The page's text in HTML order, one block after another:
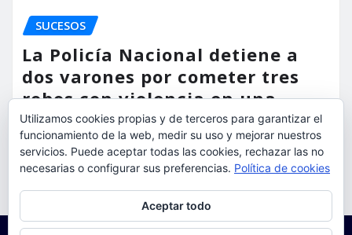
SUCESOS
La Policía Nacional detiene a
dos varones por cometer tres
robos con violencia en una
misma mañana
torrent al dia Ago 7, 2026
Utilizamos cookies propias y de terceros para garantizar el
funcionamiento de la web, medir su uso y mejorar nuestros
servicios. Puede aceptar todas las cookies, rechazar las no
necesarias o configurar sus preferencias. Política de cookies
Aceptar todo